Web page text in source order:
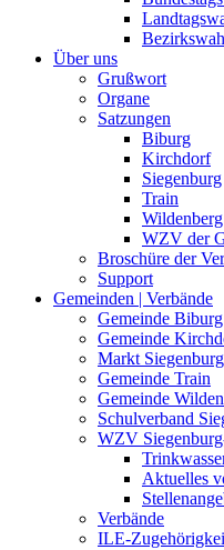
Über uns
Grußwort
Organe
Satzungen
Biburg
Kirchdorf
Siegenburg
Train
Wildenberg
WZV der
Broschüre der
Support
Gemeinden | Verbände
Gemeinde Biburg
Gemeinde
Markt Siegenburg
Gemeinde Train
Gemeinde
Schulverband
WZV
Aktuelles
Verbände
ILE-